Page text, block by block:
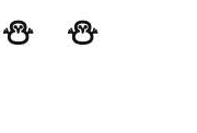
⛄